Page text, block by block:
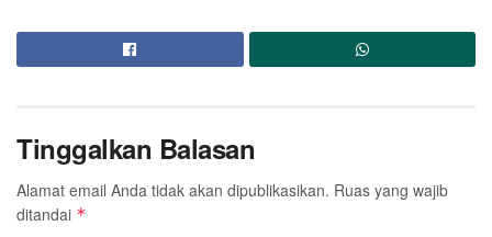
Tinggalkan Balasan
Alamat email Anda tidak akan dipublikasikan. Ruas yang wajib
ditandai *